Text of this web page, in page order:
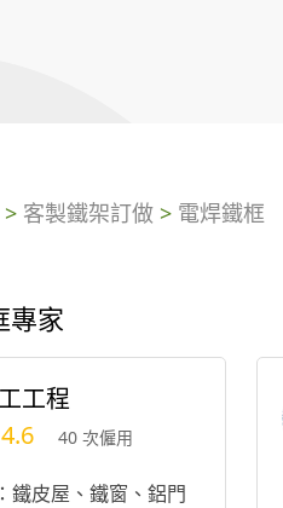
> 客製鐵架訂做> 電焊鐵框
專家
工程
4.6 40 次僱用
鐵皮屋、鐵窗、鋁門